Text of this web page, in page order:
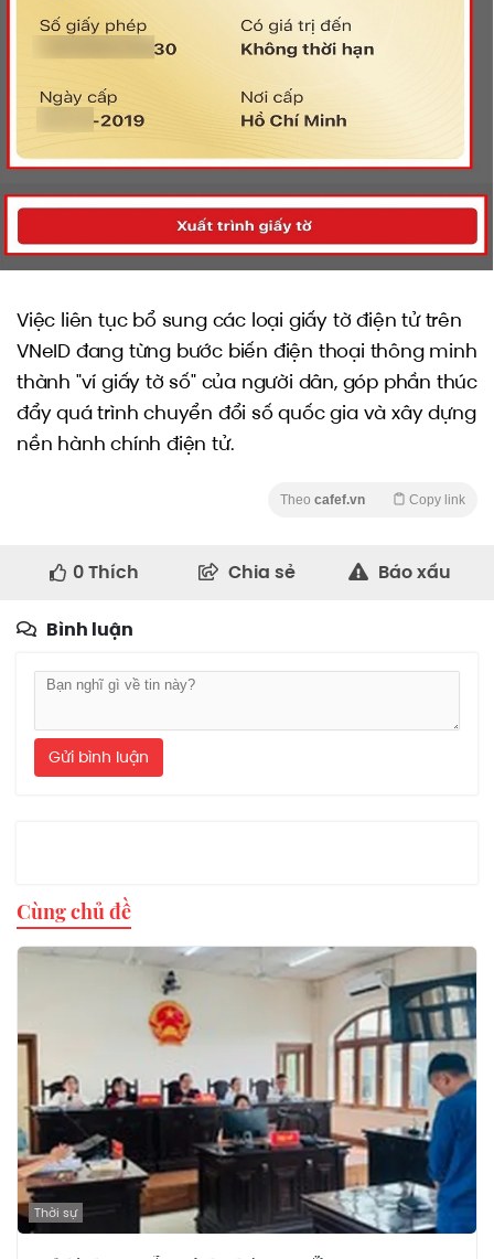
Việc liên tục bổ sung các loại giấy tờ điện tử trên
VNeID đang từng bước biến điện thoại thông minh
thành "ví giấy tờ số" của người dân, góp phần thúc
đẩy quá trình chuyển đổi số quốc gia và xây dựng
nền hành chính điện tử.
Theo cafef.vn Copy link
0Thích Chia sẻ Báo xấu
Bình luận
Gửi bình luận
Cùng chủ đề
Thời sự